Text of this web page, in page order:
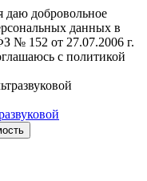
добровольное
данных в
№ 152 от 27.07.2006 г.
с политикой